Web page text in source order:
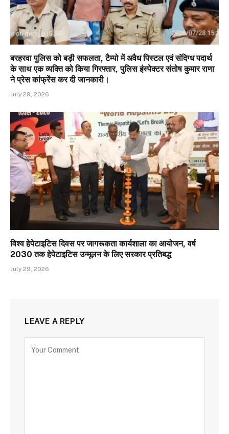
बरहरवा पुलिस को बड़ी सफलता, टैम्पो में अवैध पिस्टल एवं संदिग्ध पदार्थ
के साथ एक व्यक्ति को किया गिरफ्तार, पुलिस इंस्पेक्टर संतोष कुमार राणा
ने प्रेस कांफ्रेंस कर दी जानकारी।
July 29, 2026
विश्व हेपेटाइटिस दिवस पर जागरूकता कार्यशाला का आयोजन, वर्ष
2030 तक हेपेटाइटिस उन्मूलन के लिए सरकार प्रतिबद्ध
July 29, 2026
LEAVE A REPLY